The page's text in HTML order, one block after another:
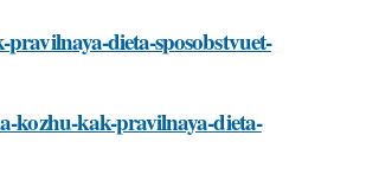
dieta-sposobstvuet-
kozhu-kak-pravilnaya-dieta-